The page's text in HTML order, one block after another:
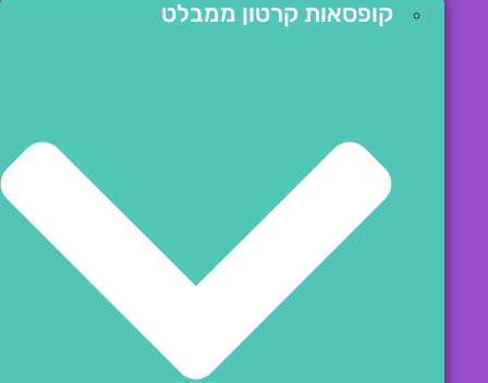
קופסאות קרטון ממבלט